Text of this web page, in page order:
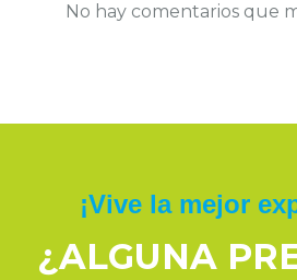
No hay comentarios que
¡Vive la mejor
¿ALGUNA